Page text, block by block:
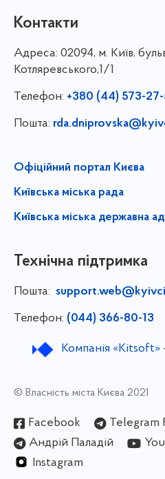
Контакти
Адреса: 02094, м. Київ,
Котляревського,1/1
Телефон: +380 (44) 573-
Пошта:
Офіційний портал Києва
Київська міська рада
Київська міська державна
Технічна підтримка
Пошта:
Телефон: (044) 366-80-13
Компанія «Kitsoft»
© Власність міста Києва 2021
Facebook
Telegram
Андрій Паладій
Instagram